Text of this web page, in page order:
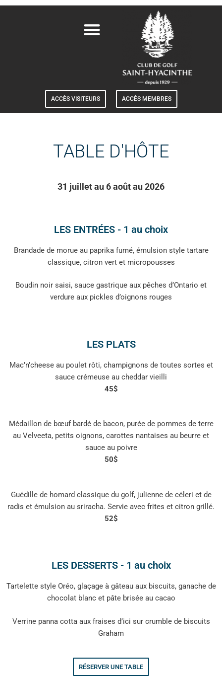
ACCÈS VISITEURS ACCÈS MEMBRES
TABLE D'HÔTE
31 juillet au 6 août au 2026
LES ENTRÉES - 1 au choix
Brandade de morue au paprika fumé, émulsion style tartare
classique, citron vert et micropousses
Boudin noir saisi, sauce gastrique aux pêches d’Ontario et
verdure aux pickles d’oignons rouges
LES PLATS
Mac’n’cheese au poulet rôti, champignons de toutes sortes et
sauce crémeuse au cheddar vieilli
45$
Médaillon de bœuf bardé de bacon, purée de pommes de terre
au Velveeta, petits oignons, carottes nantaises au beurre et
sauce au poivre
50$
Guédille de homard classique du golf, julienne de céleri et de
radis et émulsion au sriracha. Servie avec frites et citron grillé.
52$
LES DESSERTS - 1 au choix
Tartelette style Oréo, glaçage à gâteau aux biscuits, ganache de
chocolat blanc et pâte brisée au cacao
Verrine panna cotta aux fraises d’ici sur crumble de biscuits
Graham
RÉSERVER UNE TABLE